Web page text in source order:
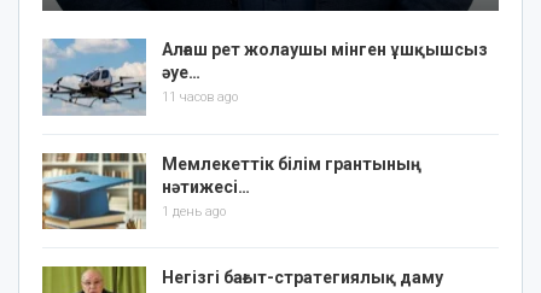
Алғаш рет жолаушы мінген ұшқышсыз
әуе…
11 часов ago
Мемлекеттік білім грантының
нәтижесі…
1 день ago
Негізгі бағыт-стратегиялық даму